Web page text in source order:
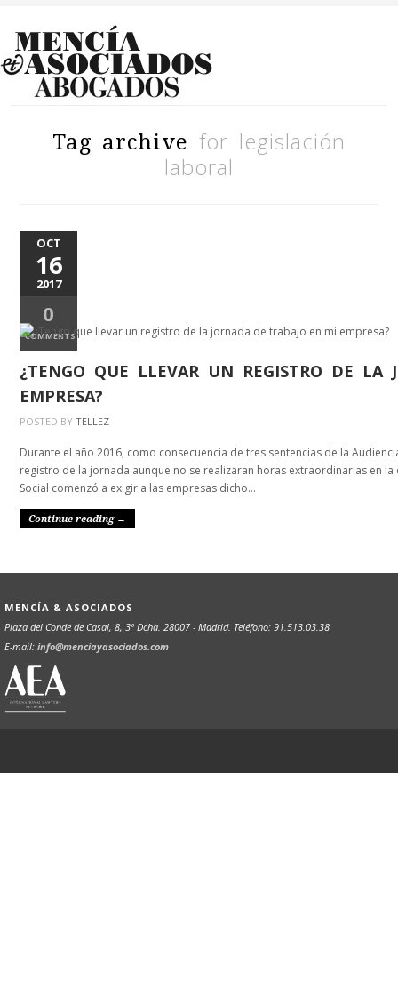
Tag archive for legislación
laboral
OCT
16
2017
0
COMMENTS
¿TENGO QUE LLEVAR UN REGISTRO DE LA
EMPRESA?
POSTED BY TELLEZ
Durante el año 2016, como consecuencia de tres sentencias de la
registro de la jornada aunque no se realizaran horas extraordinarias en
Social comenzó a exigir a las empresas dicho…
Continue reading →
MENCÍA & ASOCIADOS
Plaza del Conde de Casal, 8, 3º Dcha. 28007 - Madrid. Teléfono: 91.513.03.38
E-mail: info@menciayasociados.com